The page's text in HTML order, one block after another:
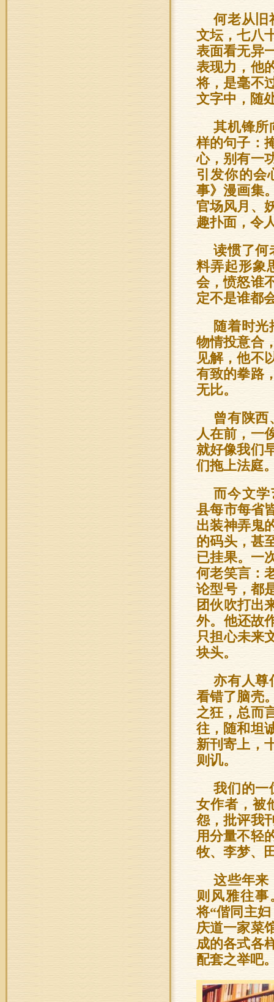
何老从旧
文坛，七八
表面看无异
表现力，他
将，是毫不
文字中，随
其机锋所
样的句子：
心，别有一
引发你的会
事》漫画集
官场风月、
趣扑面，令
读惯了何
料弄起形象
会，愤怒谁
定不是谁都
随着时
物情投意合
见解，他不
有致的拳路
无比。
曾有陕西
人在前，一
就好像我们
们拖上法庭
而今文
县每市每省
出装神弄鬼
的码头，甚
已挂果。一
何老笑言：
论型号，都
团伙吹打出
外。他还故
只担心未来
块头。
亦有人尊
看错了脑壳
之狂，总而
往，随和坦
新刊寄上，
则讥。
我们的一
女作者，被
怨，批评我
用分量不轻
牧、李梦、
这些年来
则风雅往事
将“偕同主
庆道一家菜
成的各式各
配套之举吧